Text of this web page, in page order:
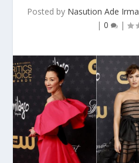
Posted by Nasution Ade Irma
| 0 |